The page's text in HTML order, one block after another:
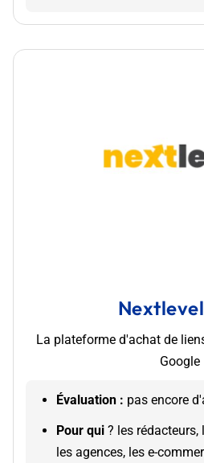
La plateforme d'achat de
Google
Évaluation : pas encore
Pour qui ? les rédacteurs,
les agences, les e-